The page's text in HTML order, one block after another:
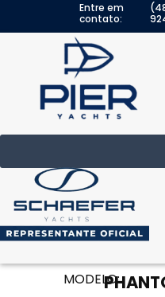
Entre em
contato:
MODELO: